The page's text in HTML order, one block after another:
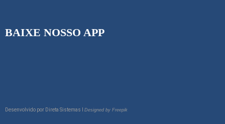
BAIXE NOSSO APP
Desenvolvido por Direta Sistemas I Designed by Freepik